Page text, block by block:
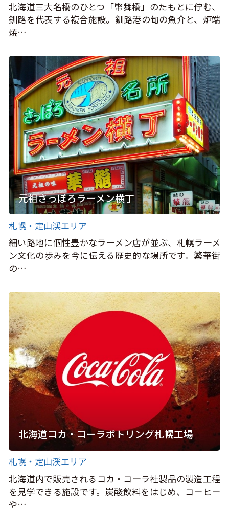
北海道三大名橋のひとつ「幣舞橋」のたもとに佇む、
釧路を代表する複合施設。釧路港の旬の魚介と、炉端
焼…
元祖さっぽろラーメン横丁
札幌・定山渓エリア
細い路地に個性豊かなラーメン店が並ぶ、札幌ラーメ
ン文化の歩みを今に伝える歴史的な場所です。繁華街
の…
北海道コカ・コーラボトリング札幌工場
札幌・定山渓エリア
北海道内で販売されるコカ・コーラ社製品の製造工程
を見学できる施設です。炭酸飲料をはじめ、コーヒー
や…